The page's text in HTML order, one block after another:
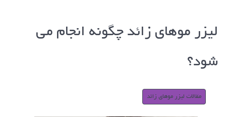
لیزر موهای زائد چگونه انجام می
شود؟
مقالات لیزر موهای زائد